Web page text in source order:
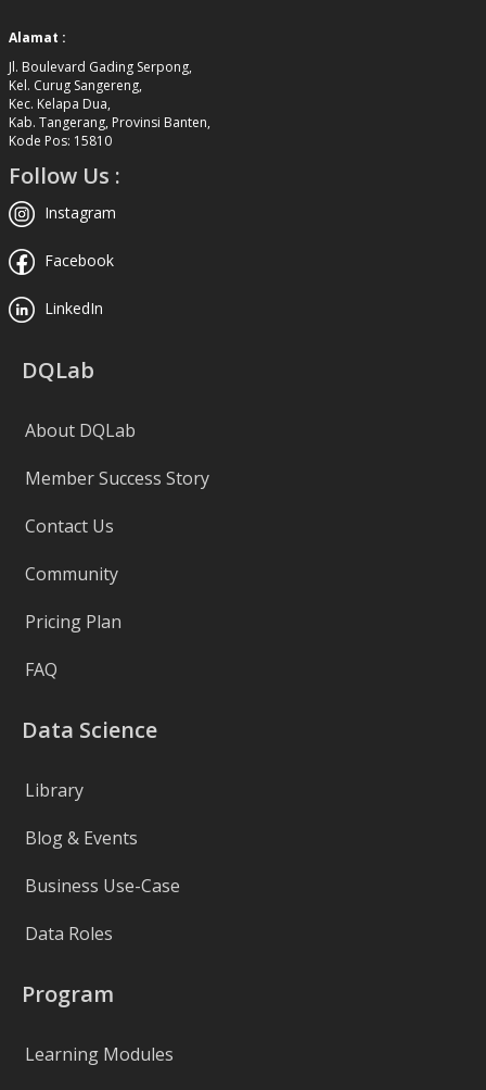
Alamat :
Jl. Boulevard Gading Serpong,
Kel. Curug Sangereng,
Kec. Kelapa Dua,
Kab. Tangerang, Provinsi Banten,
Kode Pos: 15810
Follow Us :
Instagram
Facebook
LinkedIn
DQLab
About DQLab
Member Success Story
Contact Us
Community
Pricing Plan
FAQ
Data Science
Library
Blog & Events
Business Use-Case
Data Roles
Program
Learning Modules